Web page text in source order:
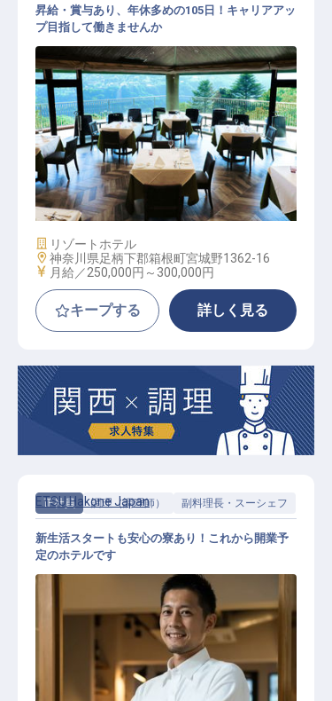
サービススタッフ
昇給・賞与あり、年休多めの105日！キャリアアッ
プ目指して働きませんか
施設業態
リゾートホテル
勤務地
神奈川県足柄下郡箱根町宮城野1362-16
給与
月給／250,000円～ 300,000円
キープする 詳しく見る
正社員 調理（調理師） 副料理長・スーシェフ
ETSU Hakone Japan
新生活スタートも安心の寮あり！これから開業予
定のホテルです